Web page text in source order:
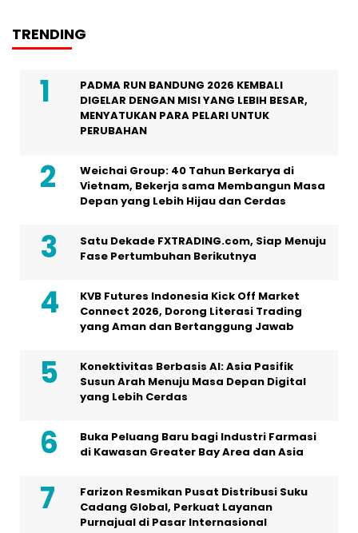
TRENDING
PADMA RUN BANDUNG 2026 KEMBALI
DIGELAR DENGAN MISI YANG LEBIH BESAR,
MENYATUKAN PARA PELARI UNTUK
PERUBAHAN
Weichai Group: 40 Tahun Berkarya di
Vietnam, Bekerja sama Membangun Masa
Depan yang Lebih Hijau dan Cerdas
Satu Dekade FXTRADING.com, Siap Menuju
Fase Pertumbuhan Berikutnya
KVB Futures Indonesia Kick Off Market
Connect 2026, Dorong Literasi Trading
yang Aman dan Bertanggung Jawab
Konektivitas Berbasis AI: Asia Pasifik
Susun Arah Menuju Masa Depan Digital
yang Lebih Cerdas
Buka Peluang Baru bagi Industri Farmasi
di Kawasan Greater Bay Area dan Asia
Farizon Resmikan Pusat Distribusi Suku
Cadang Global, Perkuat Layanan
Purnajual di Pasar Internasional